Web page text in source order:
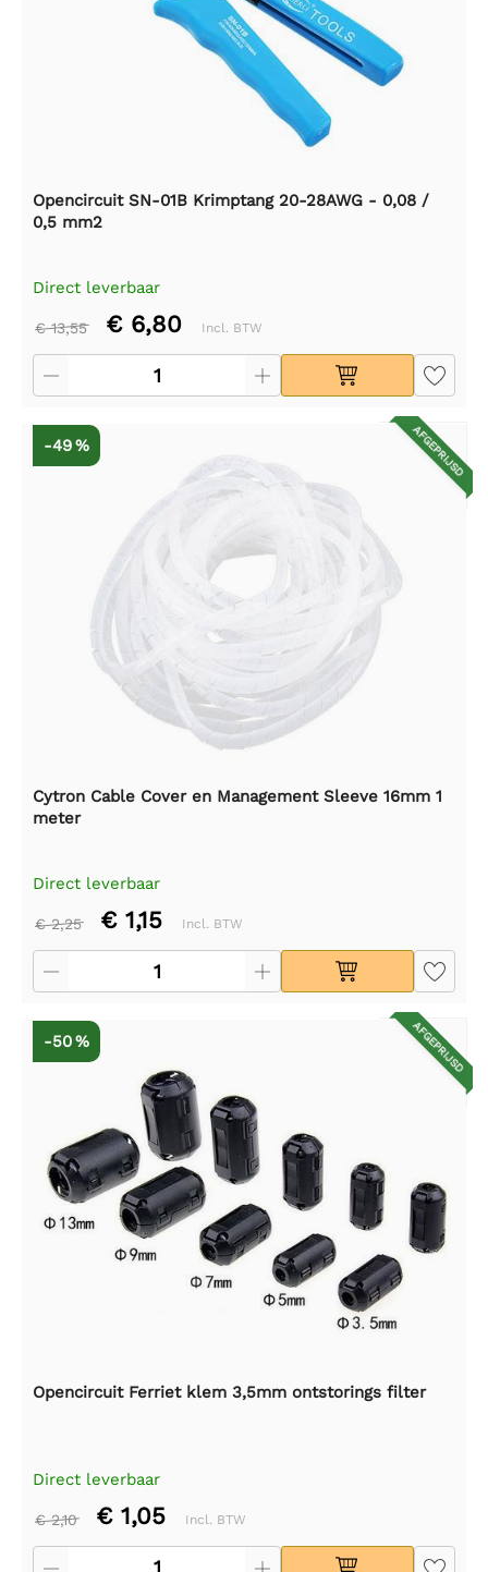
Opencircuit SN-01B Krimptang 20-28AWG - 0,08 /
0,5 mm2
Direct leverbaar
€ 13,55 € 6,80 Incl. BTW
AFGEPRIJSD
-49 %
Cytron Cable Cover en Management Sleeve 16mm 1
meter
Direct leverbaar
€ 2,25 € 1,15 Incl. BTW
AFGEPRIJSD
-50 %
Opencircuit Ferriet klem 3,5mm ontstorings filter
Direct leverbaar
€ 2,10 € 1,05 Incl. BTW